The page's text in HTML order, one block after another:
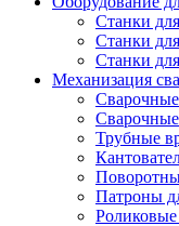
Станки
Станки
Станки
Механизация
Трубные
Патроны